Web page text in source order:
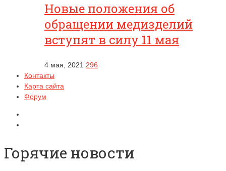
Новые положения об
обращении медизделий
вступят в силу 11 мая
4 мая, 2021 296
Контакты
Карта сайта
Форум
Горячие новости